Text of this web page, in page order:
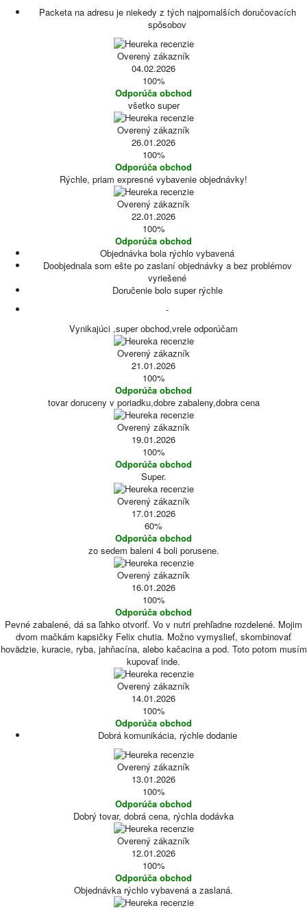
Packeta na adresu je niekedy z tých najpomalších doručovacích
spôsobov
Overený zákazník
04.02.2026
100%
Odporúča obchod
všetko super
Overený zákazník
26.01.2026
100%
Odporúča obchod
Rýchle, priam expresné vybavenie objednávky!
Overený zákazník
22.01.2026
100%
Odporúča obchod
Objednávka bola rýchlo vybavená
Doobjednala som ešte po zaslaní objednávky a bez problémov
vyriešené
Doručenie bolo super rýchle
-
Vynikajúci ,super obchod,vrele odporúčam
Overený zákazník
21.01.2026
100%
Odporúča obchod
tovar doruceny v poriadku,dobre zabaleny,dobra cena
Overený zákazník
19.01.2026
100%
Odporúča obchod
Super.
Overený zákazník
17.01.2026
60%
Odporúča obchod
zo sedem baleni 4 boli porusene.
Overený zákazník
16.01.2026
100%
Odporúča obchod
Pevné zabalené, dá sa ľahko otvoriť. Vo v nutri prehľadne rozdelené. Mojim
dvom mačkám kapsičky Felix chutia. Možno vymyslieť, skombinovať
hovädzie, kuracie, ryba, jahňacína, alebo kačacina a pod. Toto potom musím
kupovať inde.
Overený zákazník
14.01.2026
100%
Odporúča obchod
Dobrá komunikácia, rýchle dodanie
Overený zákazník
13.01.2026
100%
Odporúča obchod
Dobrý tovar, dobrá cena, rýchla dodávka
Overený zákazník
12.01.2026
100%
Odporúča obchod
Objednávka rýchlo vybavená a zaslaná.